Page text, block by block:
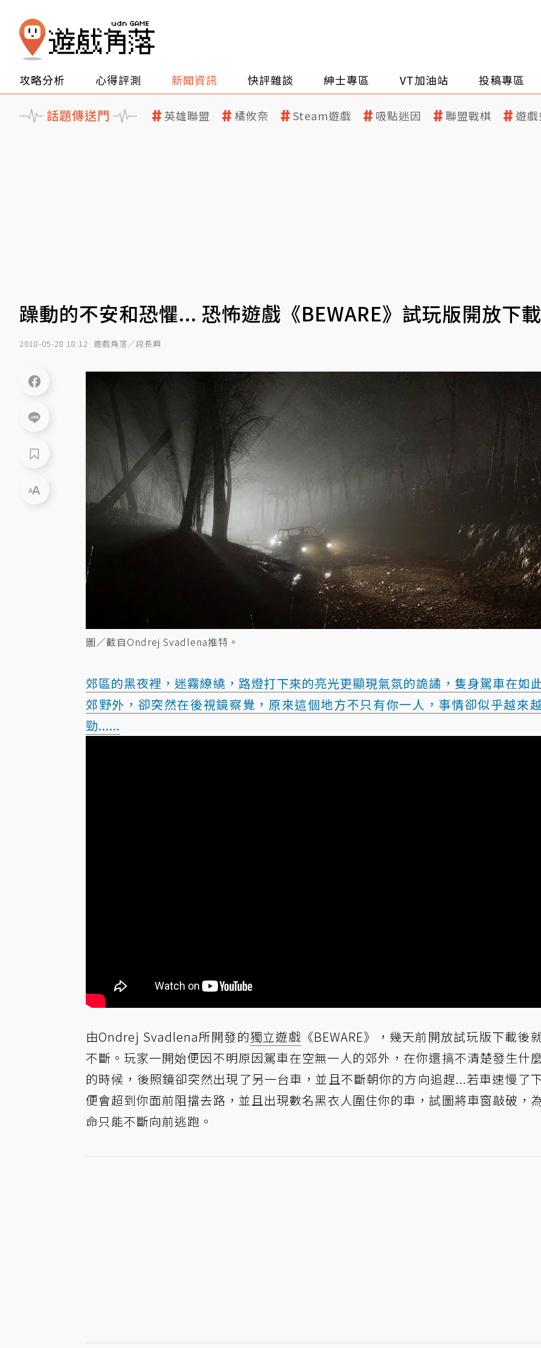
攻略分析 心得評測 新聞資訊 快評雜談 紳士專區 VT加油站 投稿專區
話題傳送門 英雄聯盟 橘攸奈 Steam遊戲 吸點迷因 聯盟戰棋 遊
躁動的不安和恐懼... 恐怖遊戲《BEWARE》試玩版開放下
2018-05-28 18:12 遊戲角落／段長興
圖／截自Ondrej Svadlena推特。
郊區的黑夜裡，迷霧繚繞，路燈打下來的亮光更顯現氣氛的詭譎，隻身駕車在如
郊野外，卻突然在後視鏡察覺，原來這個地方不只有你一人，事情卻似乎越來
勁......
由Ondrej Svadlena所開發的獨立遊戲 《BEWARE》，幾天前開放試玩版下載後
不斷。玩家一開始便因不明原因駕車在空無一人的郊外，在你還搞不清楚發生什
的時候，後照鏡卻突然出現了另一台車，並且不斷朝你的方向追趕...若車速慢了
便會超到你面前阻擋去路，並且出現數名黑衣人圍住你的車，試圖將車窗敲破，
命只能不斷向前逃跑。